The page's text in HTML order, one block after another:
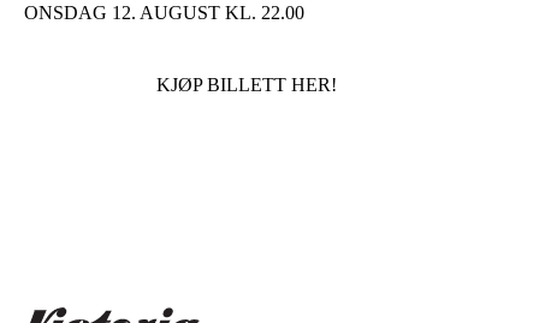
ONSDAG 12. AUGUST KL. 22.00
KJØP BILLETT HER!